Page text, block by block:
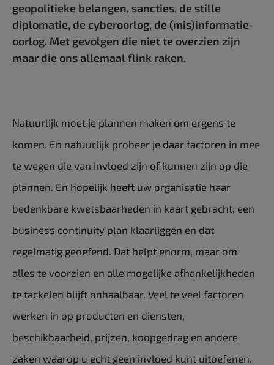
geo­politieke belangen, sancties, de stille
diplomatie, de cyberoorlog, de (mis)informatie-
oorlog. Met gevolgen die niet te overzien zijn
maar die ons allemaal flink raken.
Natuurlijk moet je plannen maken om ergens te
komen. En natuurlijk probeer je daar factoren in mee
te wegen die van invloed zijn of kunnen zijn op die
plannen. En hopelijk heeft uw organisatie haar
bedenkbare kwetsbaarheden in kaart gebracht, een
business continuity plan klaarliggen en dat
regelmatig geoefend. Dat helpt enorm, maar om
alles te voorzien en alle mogelijke afhankelijkheden
te tackelen blijft onhaalbaar. Veel te veel factoren
werken in op producten en diensten,
beschikbaarheid, prijzen, koopgedrag en andere
zaken waarop u echt geen invloed kunt uitoefenen.